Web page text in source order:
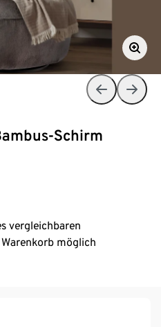
Schirm
vergleichbaren
möglich